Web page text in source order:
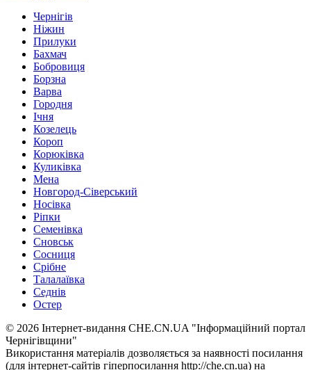
Чернігів
Ніжин
Прилуки
Бахмач
Бобровиця
Борзна
Варва
Городня
Ічня
Козелець
Короп
Корюківка
Куликівка
Мена
Новгород-Сіверський
Носівка
Ріпки
Семенівка
Сновськ
Сосниця
Срібне
Талалаївка
Седнів
Остер
© 2026 Інтернет-видання CHE.CN.UA "Інформаційний портал
Чернiгiвщини"
Використання матеріалів дозволяється за наявності посилання
(для інтернет-сайтів гіперпосилання http://che.cn.ua) на